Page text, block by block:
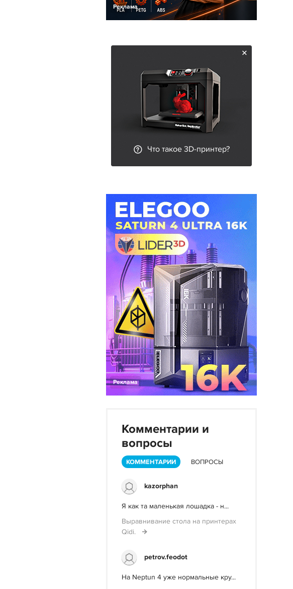
Реклама
Что такое 3D-принтер?
Реклама
Комментарии и
вопросы
КОММЕНТАРИИ ВОПРОСЫ
kazorphan
Я как та маленькая лошадка - н...
Выравнивание стола на принтерах
Qidi.
petrov.feodot
На Neptun 4 уже нормальные кру...